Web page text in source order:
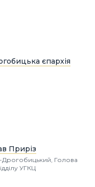
єпархія
Приріз
Дрогобицький, Голова
УГКЦ